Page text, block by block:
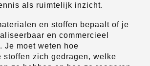
als ruimtelijk inzicht.
en stoffen bepaalt of je
en commercieel
Je moet weten hoe
stoffen zich gedragen, welke